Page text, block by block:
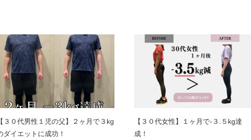
【３０代男性１児の父】２ヶ月で３kg
ダイエットに成功！
【３０代女性】１ヶ月で-３.５kg達
成！